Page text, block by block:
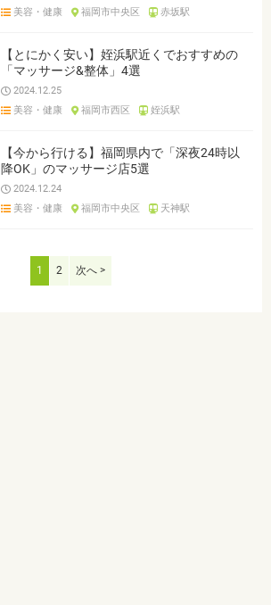
美容・健康
福岡市中央区 赤坂駅
【とにかく安い】姪浜駅近くでおすすめの
「マッサージ&整体」4選
2024.12.25
美容・健康
福岡市西区 姪浜駅
【今から行ける】福岡県内で「深夜24時以
降OK」のマッサージ店5選
2024.12.24
美容・健康
福岡市中央区 天神駅
1 2 次へ >